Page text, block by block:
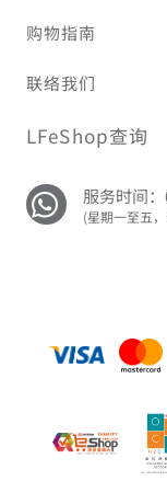
购物指南
联络我们
LFeShop查询
服务时间
(星期一至五